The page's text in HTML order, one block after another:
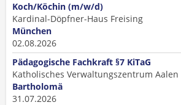
Koch/Köchin (m/w/d)
Kardinal-Döpfner-Haus Freising
München
02.08.2026
Pädagogische Fachkraft §7 KiTaG
Katholisches Verwaltungszentrum Aalen
Bartholomä
31.07.2026